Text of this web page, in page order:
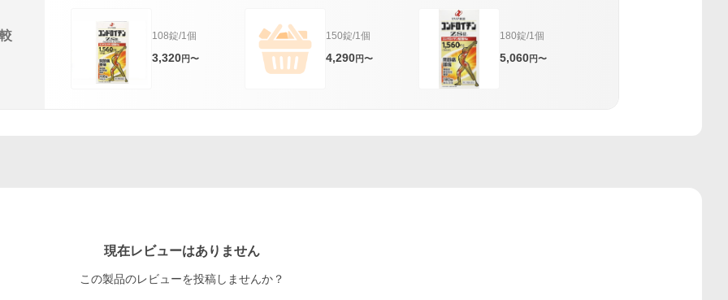
108錠/1個
3,320円〜
150錠/1個
4,290円〜
180錠/1個
5,060円〜
現在レビューはありません
この製品のレビューを投稿しませんか？